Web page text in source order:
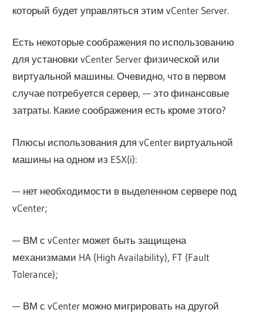
который будет управляться этим vCenter Server.
Есть некоторые соображения по использованию
для установки vCenter Server физической или
виртуальной машины. Очевидно, что в первом
случае потребуется сервер, — это финансовые
затраты. Какие соображения есть кроме этого?
Плюсы использования для vCenter виртуальной
машины на одном из ESX(i):
— нет необходимости в выделенном сервере под
vCenter;
— ВМ с vCenter может быть защищена
механизмами HA (High Availability), FT (Fault
Tolerance);
— ВМ с vCenter можно мигрировать на другой